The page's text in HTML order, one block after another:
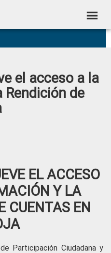
el acceso a la
Rendición de
EL ACCESO
Y LA
CUENTAS EN
Participación Ciudadana y